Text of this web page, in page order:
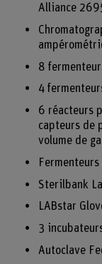
Alliance
8
4
6 réacteurs
capteurs de
volume de
Sterilbank
LABstar
3
Autoclave